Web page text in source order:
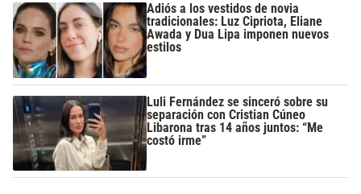
Adiós a los vestidos de novia
tradicionales: Luz Cipriota, Eliane
Awada y Dua Lipa imponen nuevos
estilos
Luli Fernández se sinceró sobre su
separación con Cristian Cúneo
Libarona tras 14 años juntos: “Me
costó irme”